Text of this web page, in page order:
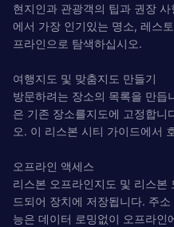
현지인과 관광객의 팁과 권장
에서 가장 인기있는 명소, 레스
프라인으로 탐색하십시오.
여행지도 및 맞춤지도 만들기
방문하려는 장소의 목록을 만듭
은 기존 장소를지도에 고정합니
오. 이 리스본 시티 가이드에서
오프라인 액세스
리스본 오프라인지도 및 리스본
드되어 장치에 저장됩니다. 주
능은 데이터 로밍없이 오프라인